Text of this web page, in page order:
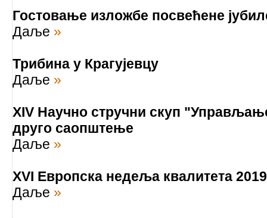
Гостовање изложбе посвећене
Даље »
Трибина у Крагујевцу
Даље »
XIV Научно стручни скуп
друго саопштење
Даље »
XVI Европска недеља квалитета
Даље »